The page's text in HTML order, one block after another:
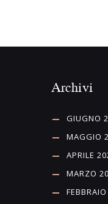
Archivi
GIUGNO
MAGGIO
APRILE
MARZO